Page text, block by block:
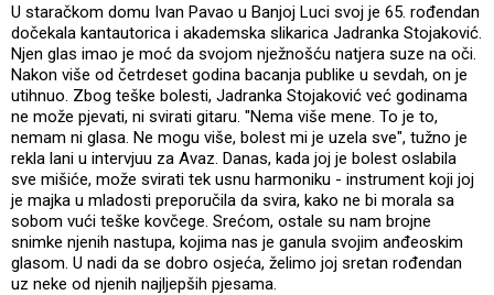
U staračkom domu Ivan Pavao u Banjoj Luci svoj je 65. rođendan
dočekala kantautorica i akademska slikarica Jadranka Stojaković.
Njen glas imao je moć da svojom nježnošću natjera suze na oči.
Nakon više od četrdeset godina bacanja publike u sevdah, on je
utihnuo. Zbog teške bolesti, Jadranka Stojaković već godinama
ne može pjevati, ni svirati gitaru. "Nema više mene. To je to,
nemam ni glasa. Ne mogu više, bolest mi je uzela sve", tužno je
rekla lani u intervjuu za Avaz. Danas, kada joj je bolest oslabila
sve mišiće, može svirati tek usnu harmoniku - instrument koji joj
je majka u mladosti preporučila da svira, kako ne bi morala sa
sobom vući teške kovčege. Srećom, ostale su nam brojne
snimke njenih nastupa, kojima nas je ganula svojim anđeoskim
glasom. U nadi da se dobro osjeća, želimo joj sretan rođendan
uz neke od njenih najljepših pjesama.